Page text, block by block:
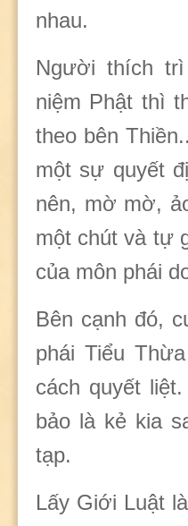
nhau.
Người thích
niệm Phật thì
theo bên
một sự quyết
nên, mờ mờ,
một chút và tự
của môn phái
Bên cạnh đó,
phái Tiểu
cách quyết
bảo là kẻ kia
tạp.
Lấy Giới Luật